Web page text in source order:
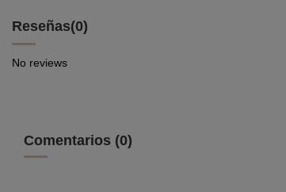
Reseñas(0)
No reviews
Comentarios (0)